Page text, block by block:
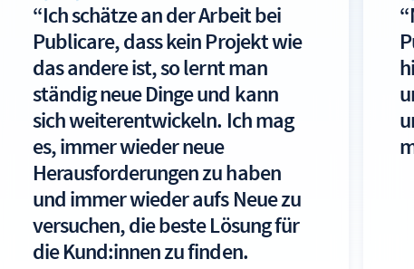
“Ich schätze an der Arbeit bei
Publicare, dass kein Projekt wie
das andere ist, so lernt man
ständig neue Dinge und kann
sich weiterentwickeln. Ich mag
es, immer wieder neue
Herausforderungen zu haben
und immer wieder aufs Neue zu
versuchen, die beste Lösung für
die Kund:innen zu finden.